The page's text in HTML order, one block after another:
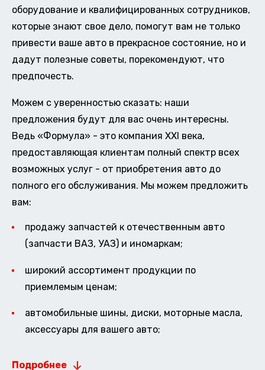
оборудование и квалифицированных сотрудников,
которые знают свое дело, помогут вам не только
привести ваше авто в прекрасное состояние, но и
дадут полезные советы, порекомендуют, что
предпочесть.
Можем с уверенностью сказать: наши
предложения будут для вас очень интересны.
Ведь «Формула» - это компания XXI века,
предоставляющая клиентам полный спектр всех
возможных услуг - от приобретения авто до
полного его обслуживания. Мы можем предложить
вам:
продажу запчастей к отечественным авто
(запчасти ВАЗ, УАЗ) и иномаркам;
широкий ассортимент продукции по
приемлемым ценам;
автомобильные шины, диски, моторные масла,
аксессуары для вашего авто;
Подробнее